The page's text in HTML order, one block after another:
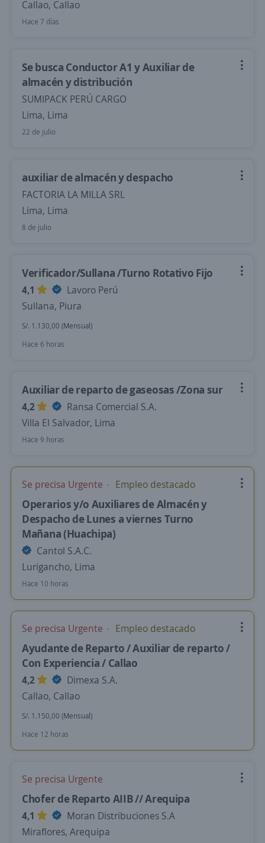
Callao, Callao
Hace 7 días
Se busca Conductor A1 y Auxiliar de
almacén y distribución
SUMIPACK PERÚ CARGO
Lima, Lima
22 de julio
auxiliar de almacén y despacho
FACTORIA LA MILLA SRL
Lima, Lima
8 de julio
Verificador/Sullana /Turno Rotativo Fijo
4,1
Lavoro Perú
Sullana, Piura
S/. 1.130,00 (Mensual)
Hace 6 horas
Auxiliar de reparto de gaseosas /Zona sur
4,2
Ransa Comercial S.A.
Villa El Salvador, Lima
Hace 9 horas
Se precisa Urgente Empleo destacado
Operarios y/o Auxiliares de Almacén y
Despacho de Lunes a viernes Turno
Mañana (Huachipa)
Cantol S.A.C.
Lurigancho, Lima
Hace 10 horas
Se precisa Urgente Empleo destacado
Ayudante de Reparto / Auxiliar de reparto /
Con Experiencia / Callao
4,2
Dimexa S.A.
Callao, Callao
S/. 1.150,00 (Mensual)
Hace 12 horas
Se precisa Urgente
Chofer de Reparto AIIB // Arequipa
4,1
Moran Distribuciones S.A
Miraflores, Arequipa